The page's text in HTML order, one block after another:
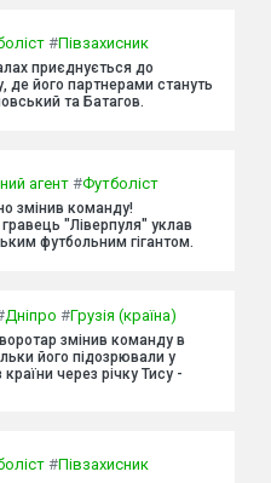
#Півзахисник
приєднується до
де його партнерами стануть
та Батагов.
агент#Футболіст
змінив команду!
"Ліверпуля" уклав
футбольним гігантом.
Дніпро #Грузія (країна)
змінив команду в
його підозрювали у
країни через річку Тису -
#Півзахисник